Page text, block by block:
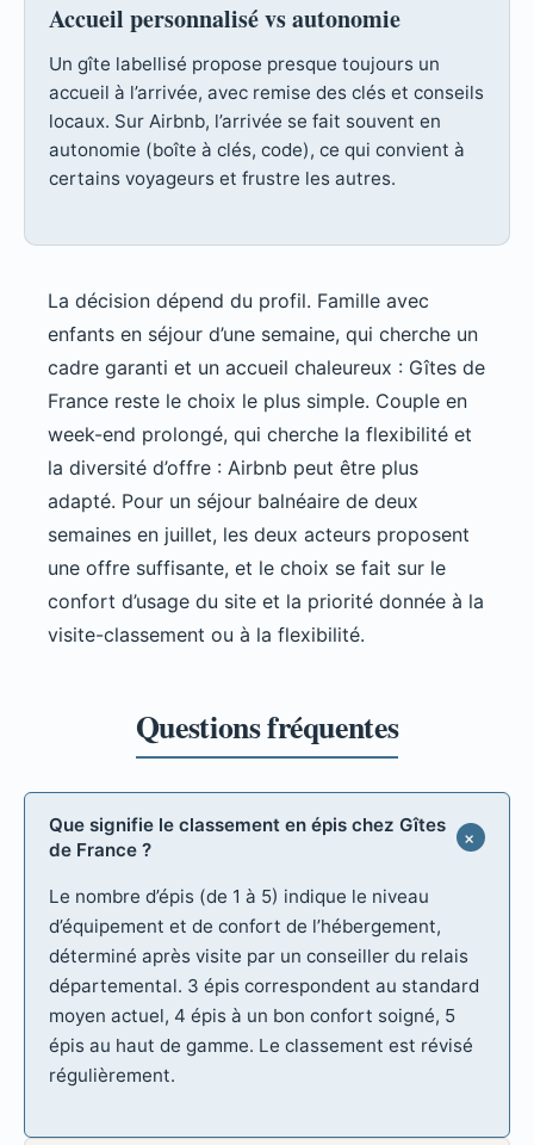
Accueil personnalisé vs autonomie
Un gîte labellisé propose presque toujours un
accueil à l’arrivée, avec remise des clés et conseils
locaux. Sur Airbnb, l’arrivée se fait souvent en
autonomie (boîte à clés, code), ce qui convient à
certains voyageurs et frustre les autres.
La décision dépend du profil. Famille avec
enfants en séjour d’une semaine, qui cherche un
cadre garanti et un accueil chaleureux : Gîtes de
France reste le choix le plus simple. Couple en
week-end prolongé, qui cherche la flexibilité et
la diversité d’offre : Airbnb peut être plus
adapté. Pour un séjour balnéaire de deux
semaines en juillet, les deux acteurs proposent
une offre suffisante, et le choix se fait sur le
confort d’usage du site et la priorité donnée à la
visite-classement ou à la flexibilité.
Que signifie le classement en épis chez Gîtes
de France ?
Le nombre d’épis (de 1 à 5) indique le niveau
d’équipement et de confort de l’hébergement,
déterminé après visite par un conseiller du relais
départemental. 3 épis correspondent au standard
moyen actuel, 4 épis à un bon confort soigné, 5
épis au haut de gamme. Le classement est révisé
régulièrement.